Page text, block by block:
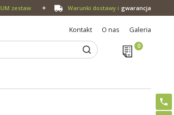
zestaw Warunki dostawy i gwarancja
Kontakt O nas Galeria